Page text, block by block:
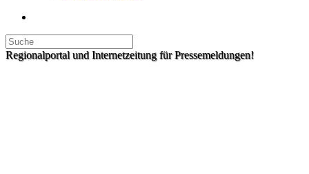
Regionalportal und Internetzeitung für Pressemeldungen!